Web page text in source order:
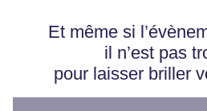
Et même si
il n’est pas
pour laisser briller